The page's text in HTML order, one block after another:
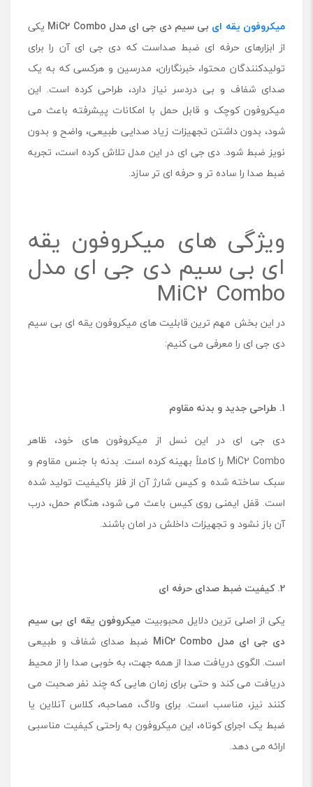
ی
م
د
ی
ج
ی
ا
ی
م
ل
2
p
e
s
o
n
میکروفون یقه ای بی سیم دی جی ای مدل MiC2 Combo
یکی
از ابزارهای حرفه ای ضبط صداست که دی جی ای آن را برای
تولیدکنندگان محتوا، خبرنگاران، مدرسین و هرکسی که به یک
صدای شفاف و بی دردسر نیاز دارد، طراحی کرده است. این
میکروفون کوچک و قابل حمل با امکانات پیشرفته باعث می
شود، بدون داشتن تجهیزات زیاد صدایی طبیعی، واضح و بدون
نویز ضبط شود. دی جی ای در این مدل تلاش کرده است، تجربه
ضبط صدا را ساده تر و حرفه ای تر سازد.
ویژگی های میکروفون یقه
ای بی سیم دی جی ای مدل
MiC2 Combo
در این بخش مهم ترین قابلیت های میکروفون یقه ای بی سیم
دی جی ای را معرفی می کنیم:
1. طراحی جدید و بدنه مقاوم
دی جی ای در این نسل از میکروفون های خود، ظاهر
MiC2 Combo را کاملاً بهینه کرده است. بدنه با جنس مقاوم و
سبک ساخته شده و کیس شارژ آن از فلز باکیفیت تولید شده
است. قفل ایمنی روی کیس باعث می شود، هنگام حمل، درب
آن باز نشود و تجهیزات داخلش در امان باشند.
2. کیفیت ضبط صدای حرفه ای
یکی از اصلی ترین دلایل محبوبیت میکروفون یقه ای بی سیم
دی جی ای مدل MiC2 Combo
ضبط صدای شفاف و طبیعی
است. الگوی دریافت صدا از همه جهت، به خوبی صدا را از محیط
دریافت می کند و حتی برای زمان هایی که چند نفر صحبت می
کنند نیز، مناسب است. برای ولاگ، مصاحبه، کلاس آنلاین یا
ضبط یک اجرای کوتاه، این میکروفون به راحتی کیفیت مناسبی
ارائه می دهد.